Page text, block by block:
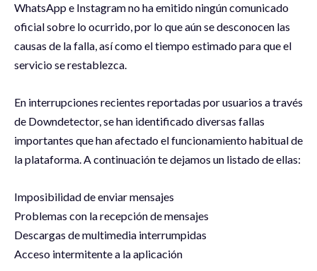
WhatsApp e Instagram no ha emitido ningún comunicado
oficial sobre lo ocurrido, por lo que aún se desconocen las
causas de la falla, así como el tiempo estimado para que el
servicio se restablezca.
En interrupciones recientes reportadas por usuarios a través
de Downdetector, se han identificado diversas fallas
importantes que han afectado el funcionamiento habitual de
la plataforma. A continuación te dejamos un listado de ellas:
Imposibilidad de enviar mensajes
Problemas con la recepción de mensajes
Descargas de multimedia interrumpidas
Acceso intermitente a la aplicación